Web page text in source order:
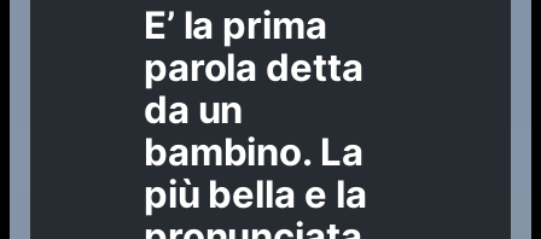
E’ la prima
parola detta
da un
bambino. La
più bella e la